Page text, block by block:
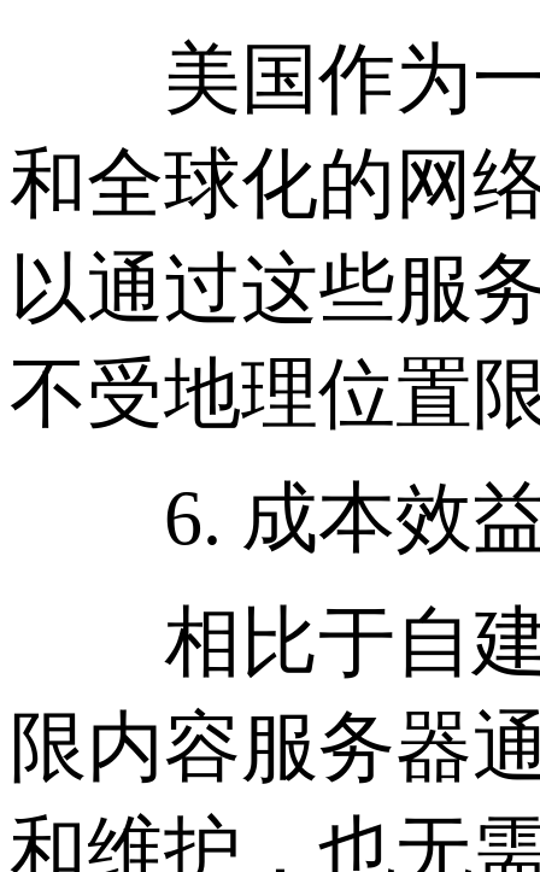
美国作为一
和全球化的网
以通过这些服
不受地理位置
6. 成本效
相比于自建
限内容服务器
和维护，也无